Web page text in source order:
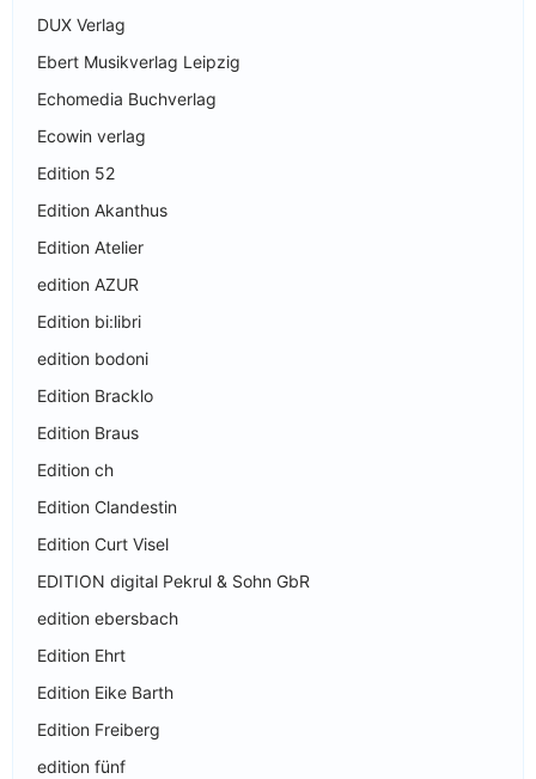
DUX Verlag
Ebert Musikverlag Leipzig
Echomedia Buchverlag
Ecowin verlag
Edition 52
Edition Akanthus
Edition Atelier
edition AZUR
Edition bi:libri
edition bodoni
Edition Bracklo
Edition Braus
Edition ch
Edition Clandestin
Edition Curt Visel
EDITION digital Pekrul & Sohn GbR
edition ebersbach
Edition Ehrt
Edition Eike Barth
Edition Freiberg
edition fünf